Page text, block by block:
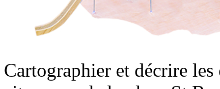
Cartographier et décrire